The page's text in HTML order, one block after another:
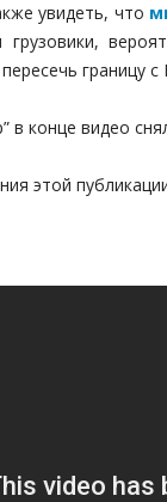
увидеть, что
грузовики,
границу
в конце видео
этой